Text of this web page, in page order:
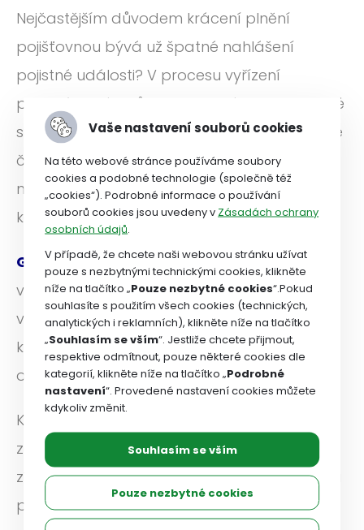
Nejčastějším důvodem krácení plnění
pojišťovnou bývá už špatné nahlášení
pojistné události? V procesu vyřízení
pojistných nároků je mnoho nástrah, na které
si je třeba dát pozor. Pokud si platíte nemalé
částky za soukromá pojištění, určitě chcete
mít jistotu, že celý proces proběhne bez
komplikací a ve váš prospěch.
Garance EUCSto zajistí nejen vám, ale i
vašim nejbližším – partnerům i dětem žijícím
ve společné domácnosti. A to vše za cenu,
kterou v celé ČR mohou využít pouze naši
odboráři!
Když k tomu připočítáte právní ochranu
zdarma, kterou máte jako členové svazu,
získáte kompletní krytí pro řešení pojistných i
právních situací. Díky podpoře zkušených
Vaše nastavení souborů cookies
Na této webové stránce používáme soubory
cookies a podobné technologie (společně též
„cookies“). Podrobné informace o používání
souborů cookies jsou uvedeny v Zásadách ochrany
osobních údajů.
V případě, že chcete naši webovou stránku užívat
pouze s nezbytnými technickými cookies, klikněte
níže na tlačítko „Pouze nezbytné cookies“.Pokud
souhlasíte s použitím všech cookies (technických,
analytických i reklamních), klikněte níže na tlačítko
„Souhlasím se vším“. Jestliže chcete přijmout,
respektive odmítnout, pouze některé cookies dle
kategorií, klikněte níže na tlačítko „Podrobné
nastavení“. Provedené nastavení cookies můžete
kdykoliv změnit.
Souhlasím se vším
Pouze nezbytné cookies